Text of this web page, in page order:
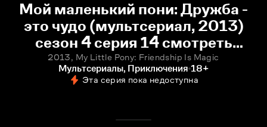
Мой маленький пони: Дружба -
это чудо (мультсериал, 2013)
сезон 4 серия 14 смотреть
онлайн
2013, My Little Pony: Friendship Is Magic
Мультсериалы, Приключения 18+
Эта серия пока недоступна